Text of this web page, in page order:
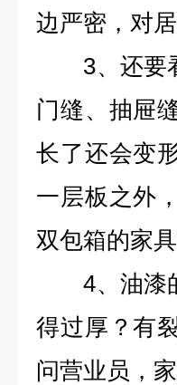
边严密，对
3、还要看
门缝、抽屉
长了还会变
一层板之外
双包箱的家
4、油漆的
得过厚？有
问营业员，